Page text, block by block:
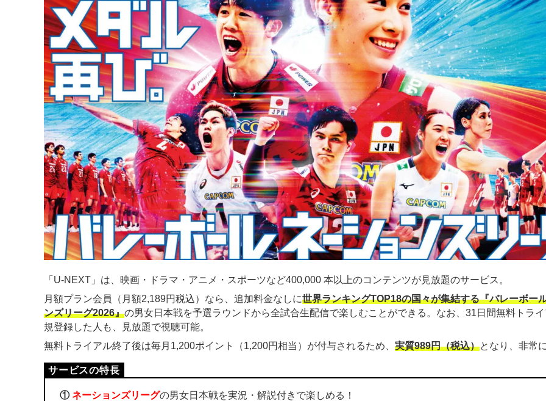
「U-NEXT」は、映画・ドラマ・アニメ・スポーツなど400,000 本以上のコンテンツが見放題のサービス。
月額プラン会員（月額2,189円税込）なら、追加料金なしに世界ランキングTOP18の国々が集結する『バレーボー
ンズリーグ2026』の男女日本戦を予選ラウンドから全試合生配信で楽しむことができる。なお、31日間無料トラ
規登録した人も、見放題で視聴可能。
無料トライアル終了後は毎月1,200ポイント（1,200円相当）が付与されるため、 実質989円（税込）となり、非常
① ネーションズリーグの男女日本戦を実況・解説付きで楽しめる！